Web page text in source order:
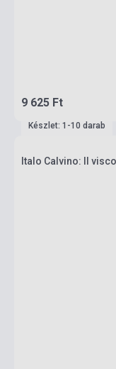
9 625 Ft
Készlet: 1-10 darab
Italo Calvino: Il